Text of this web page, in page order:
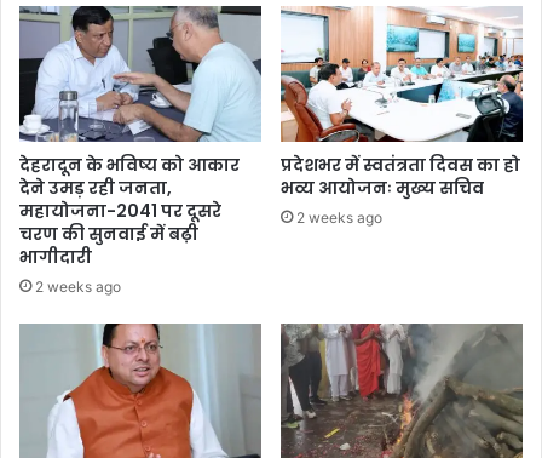
देहरादून के भविष्य को आकार
देने उमड़ रही जनता,
महायोजना-2041 पर दूसरे
चरण की सुनवाई में बढ़ी
भागीदारी
2 weeks ago
प्रदेशभर में स्वतंत्रता दिवस का हो
भव्य आयोजनः मुख्य सचिव
2 weeks ago